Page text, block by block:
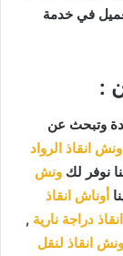
في خدمة
:
وتبحث عن
ونش انقاذ الرواد
نوفر لك ونش
أوناش انقاذ
دراجة نارية ,
ونش انقاذ لنقل